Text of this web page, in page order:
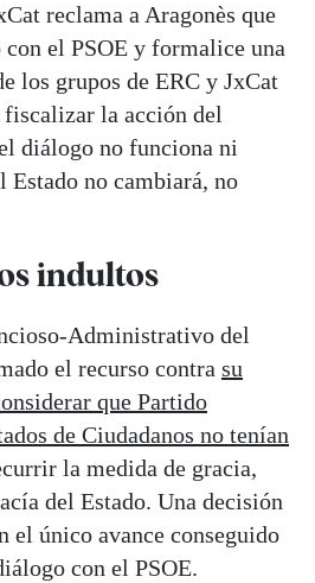
reclama a Aragonès que
el PSOE y formalice una
los grupos de ERC y JxCat
fiscalizar la acción del
diálogo no funciona ni
Estado no cambiará, no
indultos
Administrativo del
el recurso contra su
que Partido
de Ciudadanos no tenían
la medida de gracia,
del Estado. Una decisión
el único avance conseguido
con el PSOE.